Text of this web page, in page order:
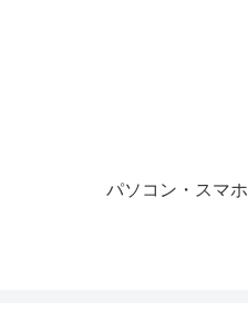
パソコン・スマホ